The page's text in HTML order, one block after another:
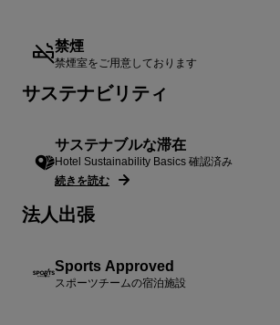
禁煙
禁煙室をご用意しております
サステナビリティ
サステナブルな滞在
Hotel Sustainability Basics 確認済み
続きを読む
法人出張
Sports Approved
スポーツチームの宿泊施設